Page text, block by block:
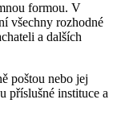
formou. V
všechny rozhodné
a dalších
poštou nebo jej
příslušné instituce a